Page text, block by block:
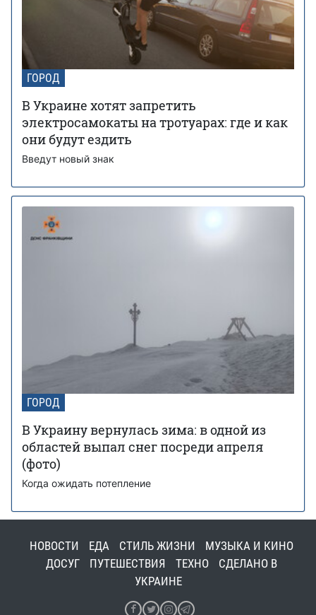
ГОРОД
В Украине хотят запретить
электросамокаты на тротуарах: где и как
они будут ездить
Введут новый знак
ГОРОД
В Украину вернулась зима: в одной из
областей выпал снег посреди апреля
(фото)
Когда ожидать потепление
НОВОСТИ ЕДА СТИЛЬ ЖИЗНИ
МУЗЫКА И КИНО
ДОСУГ
ПУТЕШЕСТВИЯ ТЕХНО
СДЕЛАНО В
УКРАИНЕ